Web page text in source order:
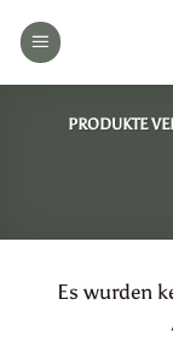
Inhalt
PRODUKTE
Es wurden